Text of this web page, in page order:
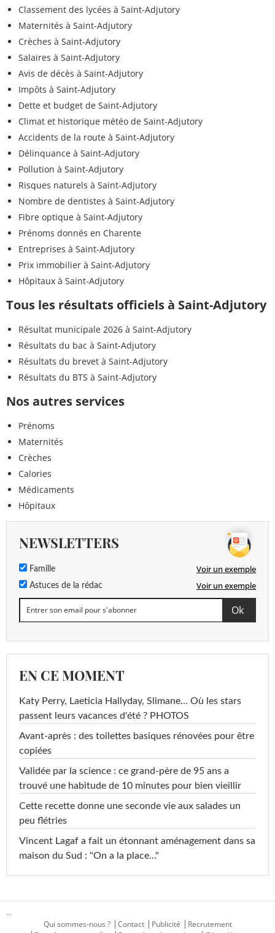
Classement des lycées à Saint-Adjutory
Maternités à Saint-Adjutory
Crèches à Saint-Adjutory
Salaires à Saint-Adjutory
Avis de décès à Saint-Adjutory
Impôts à Saint-Adjutory
Dette et budget de Saint-Adjutory
Climat et historique météo de Saint-Adjutory
Accidents de la route à Saint-Adjutory
Délinquance à Saint-Adjutory
Pollution à Saint-Adjutory
Risques naturels à Saint-Adjutory
Nombre de dentistes à Saint-Adjutory
Fibre optique à Saint-Adjutory
Prénoms donnés en Charente
Entreprises à Saint-Adjutory
Prix immobilier à Saint-Adjutory
Hôpitaux à Saint-Adjutory
Tous les résultats officiels à Saint-Adjutory
Résultat municipale 2026 à Saint-Adjutory
Résultats du bac à Saint-Adjutory
Résultats du brevet à Saint-Adjutory
Résultats du BTS à Saint-Adjutory
Nos autres services
Prénoms
Maternités
Crèches
Calories
Médicaments
Hôpitaux
NEWSLETTERS
Famille Voir un exemple
Astuces de la rédac Voir un exemple
EN CE MOMENT
Katy Perry, Laeticia Hallyday, Slimane... Où les stars
passent leurs vacances d'été ? PHOTOS
Avant-après : des toilettes basiques rénovées pour être
copiées
Validée par la science : ce grand-père de 95 ans a
trouvé une habitude de 10 minutes pour bien vieillir
Cette recette donne une seconde vie aux salades un
peu flétries
Vincent Lagaf a fait un étonnant aménagement dans sa
maison du Sud : "On a la place..."
...
Qui sommes-nous ?
Contact Publicité
Recrutement